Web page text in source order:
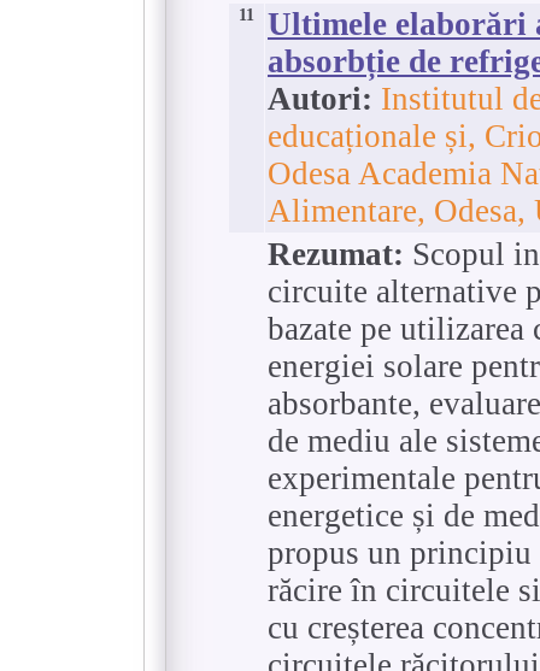
11
Ultimele elaborări
absorbție de
Autori: Institutul
educaționale și,
Odesa Academia
Alimentare, Odesa,
Rezumat: Scopul
circuite alternative
bazate pe
energiei solare
absorbante,
de mediu ale
experimentale
energetice și de
propus un principiu
răcire în circuitele
cu creșterea